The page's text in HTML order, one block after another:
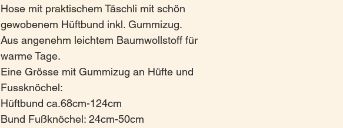
Hose mit praktischem Täschli mit schön
gewobenem Hüftbund inkl. Gummizug.
Aus angenehm leichtem Baumwollstoff für
warme Tage.
Eine Grösse mit Gummizug an Hüfte und
Fussknöchel:
Hüftbund ca.68cm-124cm
Bund Fußknöchel: 24cm-50cm